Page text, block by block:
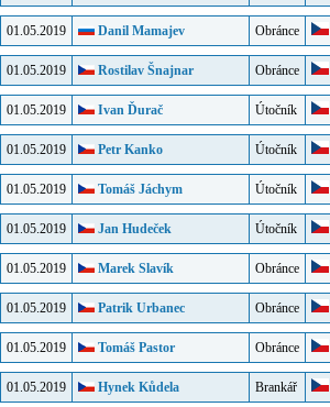
01.05.2019 Danil Mamajev Obránce
01.05.2019 Rostilav Šnajnar Obránce
01.05.2019 Ivan Ďurač Útočník
01.05.2019 Petr Kanko Útočník
01.05.2019 Tomáš Jáchym Útočník
01.05.2019 Jan Hudeček Útočník
01.05.2019 Marek Slavík Obránce
01.05.2019 Patrik Urbanec Obránce
01.05.2019 Tomáš Pastor Obránce
01.05.2019 Hynek Kůdela Brankář